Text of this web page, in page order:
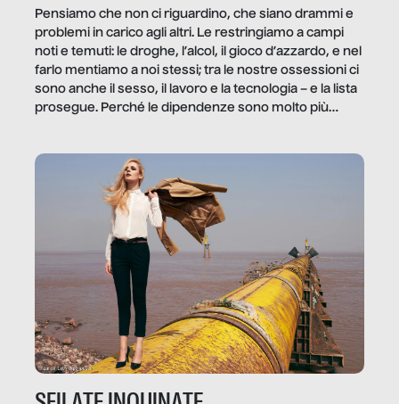
Pensiamo che non ci riguardino, che siano drammi e
problemi in carico agli altri. Le restringiamo a campi
noti e temuti: le droghe, l’alcol, il gioco d’azzardo, e nel
farlo mentiamo a noi stessi; tra le nostre ossessioni ci
sono anche il sesso, il lavoro e la tecnologia – e la lista
prosegue. Perché le dipendenze sono molto più
trae un guadagno. In questo reportage vediamo
quale e come.